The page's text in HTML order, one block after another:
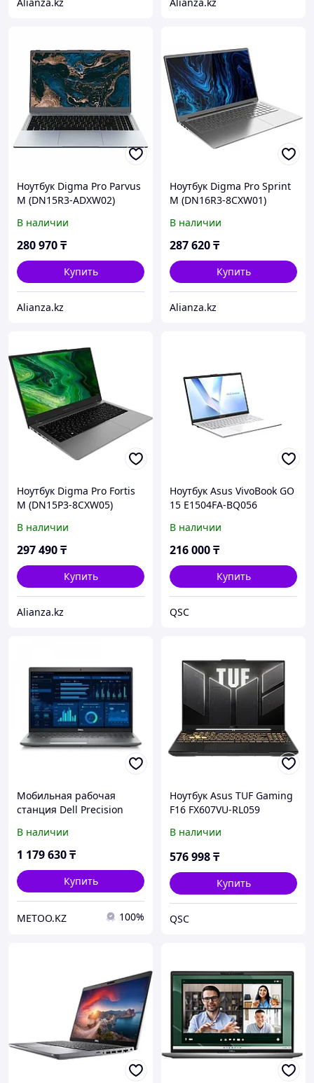
Alianza.kz Alianza.kz
Ноутбук Digma Pro Parvus
M (DN15R3-ADXW02)
В наличии
280 970₸
Купить
Alianza.kz
Ноутбук Digma Pro Sprint
M (DN16R3-8CXW01)
В наличии
287 620₸
Купить
Alianza.kz
Ноутбук Digma Pro Fortis
M (DN15P3-8CXW05)
В наличии
297 490₸
Купить
Alianza.kz
Ноутбук Asus VivoBook GO
15 E1504FA-BQ056
Full HD, Ryzen 3 7320U, 8
ГБ ОЗУ, 256 ГБ SSD, DOS]
В наличии
216 000₸
Купить
QSC
Мобильная рабочая
станция Dell Precision
BLND_N104P3591EMEA_VP)
В наличии
1 179 630₸
Купить
METOO.KZ 100%
Ноутбук Asus TUF Gaming
F16 FX607VU-RL059
Core 5 processor 210H, 16
ГБ ОЗУ, 512 ГБ SSD, RTX
В наличии
576 998₸
Купить
QSC